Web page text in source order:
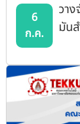
6
ก.ค.
วา
มัน